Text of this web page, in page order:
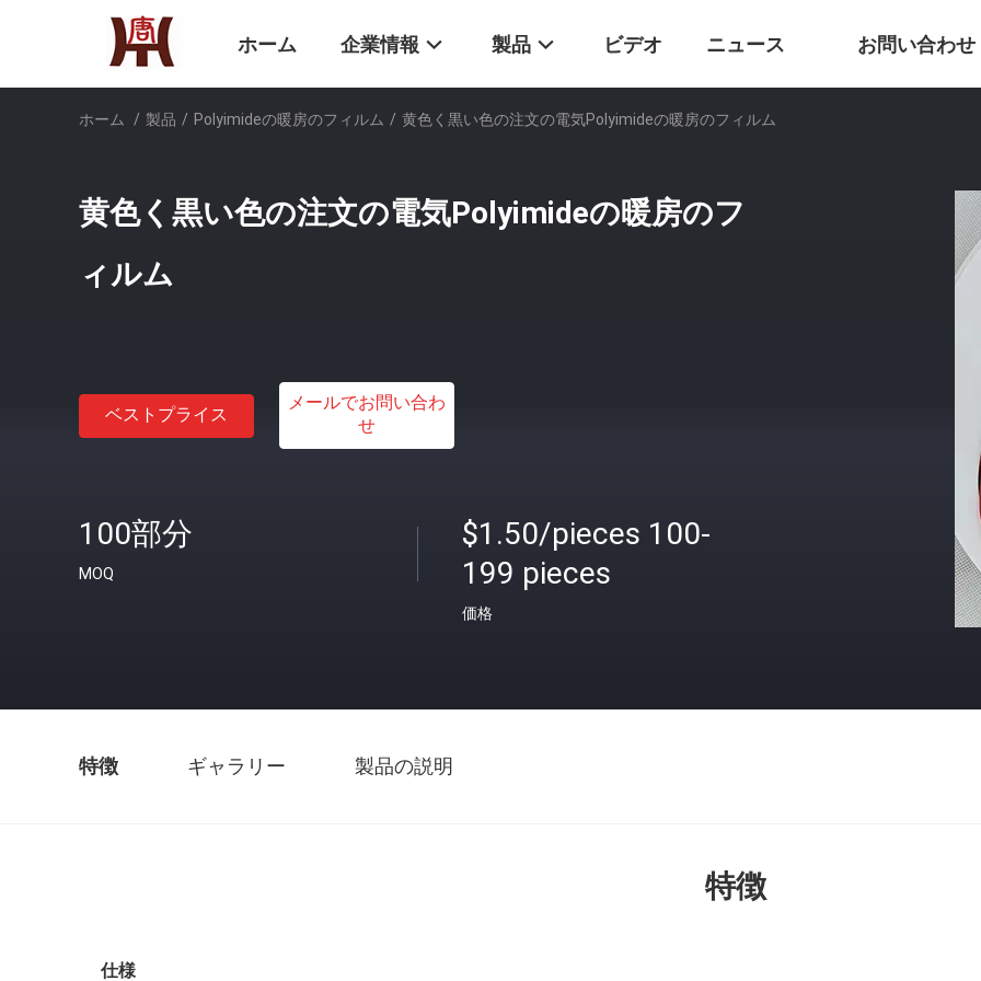
ホーム 企業情報 製品 ビデオ ニュース お問い合わせ
ホーム / 製品 / Polyimideの暖房のフィルム / 黄色く黒い色の注文の電気Polyimideの暖房のフィルム
黄色く黒い色の注文の電気Polyimideの暖房のフ
ィルム
ベストプライス
メールでお問い合わ
せ
100部分
MOQ
$1.50/pieces 100-
199 pieces
価格
特徴 ギャラリー 製品の説明
特徴
仕様